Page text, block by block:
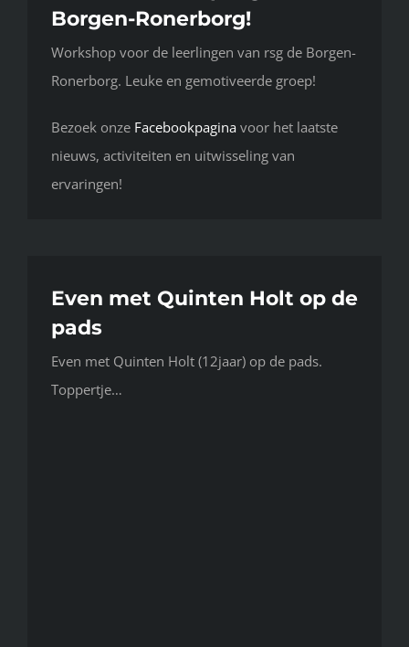
Borgen-Ronerborg!
Workshop voor de leerlingen van rsg de Borgen-
Ronerborg. Leuke en gemotiveerde groep!
Bezoek onze Facebookpagina voor het laatste
nieuws, activiteiten en uitwisseling van
ervaringen!
Even met Quinten Holt op de
pads
Even met Quinten Holt (12jaar) op de pads.
Toppertje…